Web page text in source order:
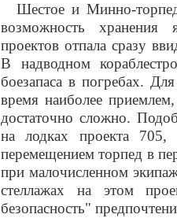
Шестое и Минно-
возможность хранения
проектов отпала сразу
В надводном
боезапаса в погребах.
время наиболее
достаточно сложно.
на лодках проекта 705,
перемещением торпед в
при малочисленном
стеллажах на этом
безопасность"